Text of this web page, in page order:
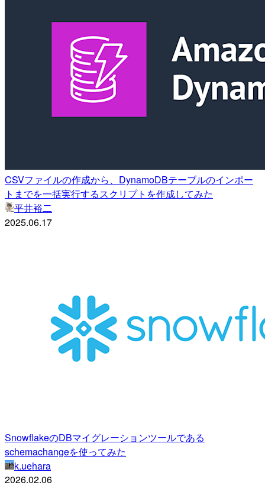
CSVファイルの作成から、DynamoDBテーブルのインポー
トまでを一括実行するスクリプトを作成してみた
平井裕二
2025.06.17
SnowflakeのDBマイグレーションツールである
schemachangeを使ってみた
k.uehara
2026.02.06